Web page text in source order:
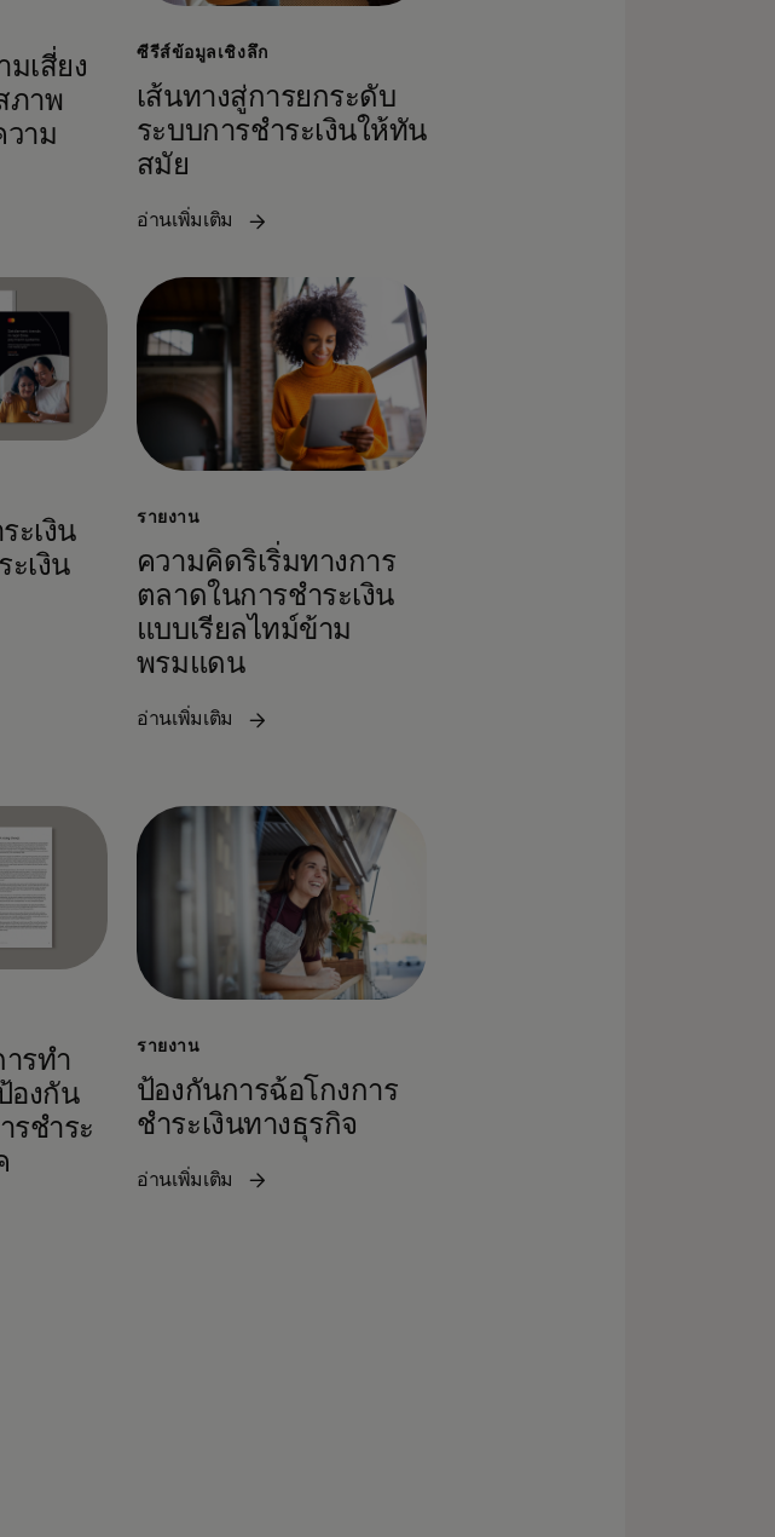
มเสี่ยง
ภาพ
าม
ซีรีส์ข้อมูลเชิงลึก
เส้นทางสู่การยกระดับ
ระบบการชำระเงินให้ทัน
สมัย
อ่านเพิ่มเติม
ะเงิน
ะเงิน
รายงาน
ความคิดริเริ่มทางการ
ตลาดในการชำระเงิน
แบบเรียลไทม์ข้าม
พรมแดน
อ่านเพิ่มเติม
รทํา
องกัน
รชําระ
รายงาน
ป้องกันการฉ้อโกงการ
ชำระเงินทางธุรกิจ
อ่านเพิ่มเติม